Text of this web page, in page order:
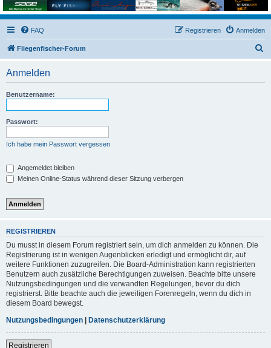
FAQ Anmelden
Registrieren
Fliegenfischer-Forum
Anmelden
Benutzername:
Passwort:
Ich habe mein Passwort vergessen
Angemeldet bleiben
Meinen Online-Status während dieser Sitzung verbergen
REGISTRIEREN
Du musst in diesem Forum registriert sein, um dich anmelden zu können. Die
Registrierung ist in wenigen Augenblicken erledigt und ermöglicht dir, auf
weitere Funktionen zuzugreifen. Die Board-Administration kann registrierten
Benutzern auch zusätzliche Berechtigungen zuweisen. Beachte bitte unsere
Nutzungsbedingungen und die verwandten Regelungen, bevor du dich
registrierst. Bitte beachte auch die jeweiligen Forenregeln, wenn du dich in
diesem Board bewegst.
Nutzungsbedingungen
Datenschutzerklärung
Registrieren